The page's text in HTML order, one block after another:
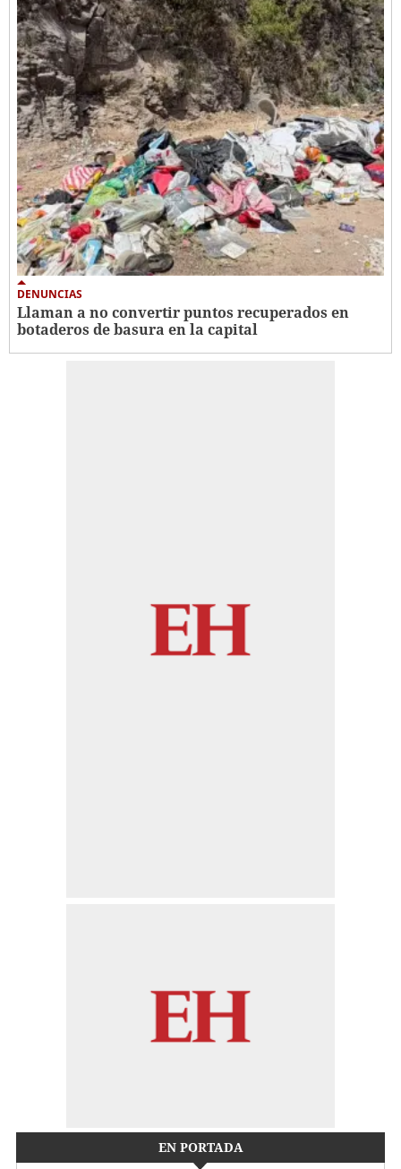
DENUNCIAS
Llaman a no convertir puntos recuperados en
botaderos de basura en la capital
EN PORTADA